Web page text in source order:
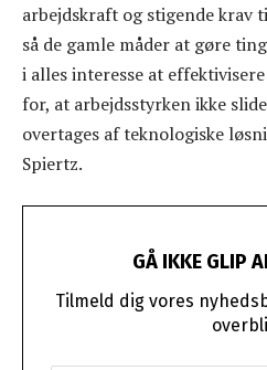
arbejdskraft og stigende krav
så de gamle måder at gøre
i alles interesse at
for, at arbejdsstyrken ikke
overtages af teknologiske
Spiertz.
GÅ IKKE GLIP
Tilmeld dig vores